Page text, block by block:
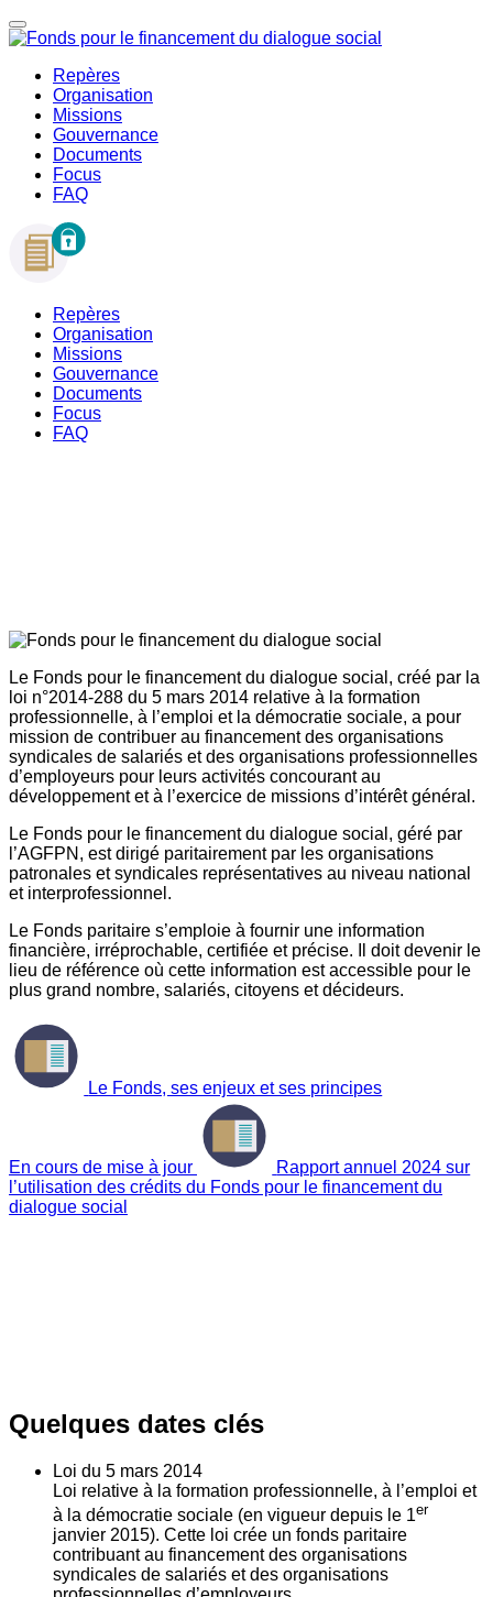
Repères
Organisation
Missions
Gouvernance
Documents
Focus
FAQ
Repères
Organisation
Missions
Gouvernance
Documents
Focus
FAQ
Le Fonds pour le financement du dialogue social, créé par la
loi n°2014-288 du 5 mars 2014 relative à la formation
professionnelle, à l’emploi et la démocratie sociale, a pour
mission de contribuer au financement des organisations
syndicales de salariés et des organisations professionnelles
d’employeurs pour leurs activités concourant au
développement et à l’exercice de missions d’intérêt général.
Le Fonds pour le financement du dialogue social, géré par
l’AGFPN, est dirigé paritairement par les organisations
patronales et syndicales représentatives au niveau national
et interprofessionnel.
Le Fonds paritaire s’emploie à fournir une information
financière, irréprochable, certifiée et précise. Il doit devenir le
lieu de référence où cette information est accessible pour le
plus grand nombre, salariés, citoyens et décideurs.
Le Fonds, ses enjeux et ses principes
En cours de mise à jour
Rapport annuel 2024 sur
l’utilisation des crédits du Fonds pour le financement du
dialogue social
Quelques dates clés
Loi du 5 mars 2014
Loi relative à la formation professionnelle, à l’emploi et
à la démocratie sociale (en vigueur depuis le 1er
janvier 2015). Cette loi crée un fonds paritaire
contribuant au financement des organisations
syndicales de salariés et des organisations